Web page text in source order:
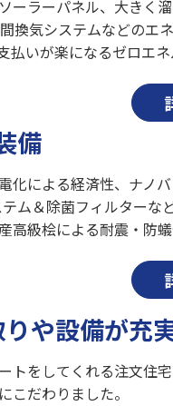
ーラーパネル、大きく
換気システムなどのエ
いが楽になるゼロエネ
備
化による経済性、ナノ
ム＆除菌フィルターな
高級桧による耐震・防
や設備が充
トをしてくれる注文住
こだわりました。